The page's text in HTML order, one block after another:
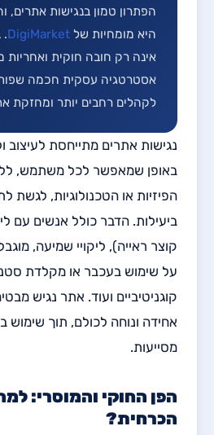
הפתרון טמון בנגישות אתרים,
היא מומחיות של DigiMarket
.
אינה רק חובה חוקית ואחריות
אסטרטגיה עסקית חכמה
לקהלים רחבים יותר ומחזקת
נגישות אתרים מתייחסת לעיצוב
באופן שמאפשר לכל משתמש,
הפיזיות או הטכנולוגיות, לגשת
ביעילות. הדבר כולל אנשים עם
קוצר ראייה), ליקויי שמיעה,
על שימוש בעכבר או מקלדת
קוגניטיביים ועוד. אתר נגיש
אחידה ונוחה לכולם, תוך שימוש
מסייעות.
הפן החוקי והמוסרי:
הכרחית?